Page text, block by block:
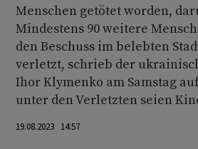
Menschen getötet worden,
Mindestens 90 weitere
den Beschuss im belebten
verletzt, schrieb der
Ihor Klymenko am Samstag
unter den Verletzten seien
19.08.2023 14:57